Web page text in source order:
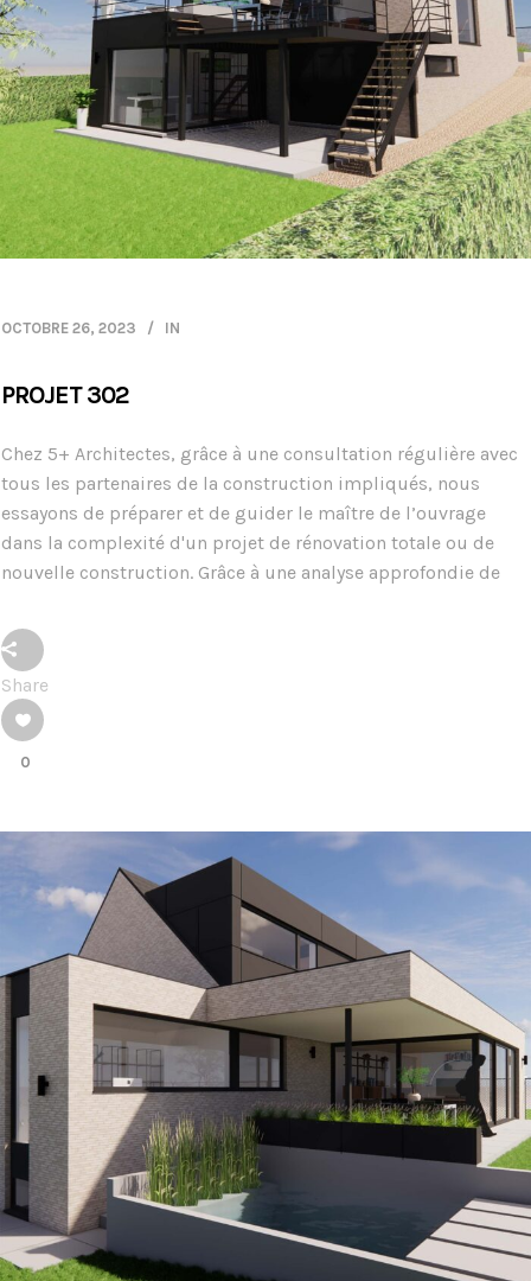
OCTOBRE 26, 2023 IN
PROJET 302
Chez 5+ Architectes, grâce à une consultation régulière avec
tous les partenaires de la construction impliqués, nous
essayons de préparer et de guider le maître de l’ouvrage
dans la complexité d'un projet de rénovation totale ou de
nouvelle construction. Grâce à une analyse approfondie de
Share
0